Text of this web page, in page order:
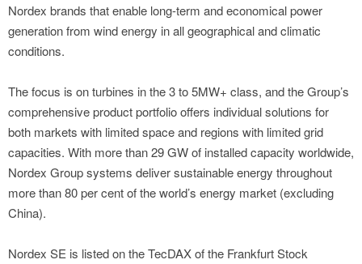
Nordex brands that enable long-term and economical power
generation from wind energy in all geographical and climatic
conditions.
The focus is on turbines in the 3 to 5MW+ class, and the Group’s
comprehensive product portfolio offers individual solutions for
both markets with limited space and regions with limited grid
capacities. With more than 29 GW of installed capacity worldwide,
Nordex Group systems deliver sustainable energy throughout
more than 80 per cent of the world’s energy market (excluding
China).
Nordex SE is listed on the TecDAX of the Frankfurt Stock